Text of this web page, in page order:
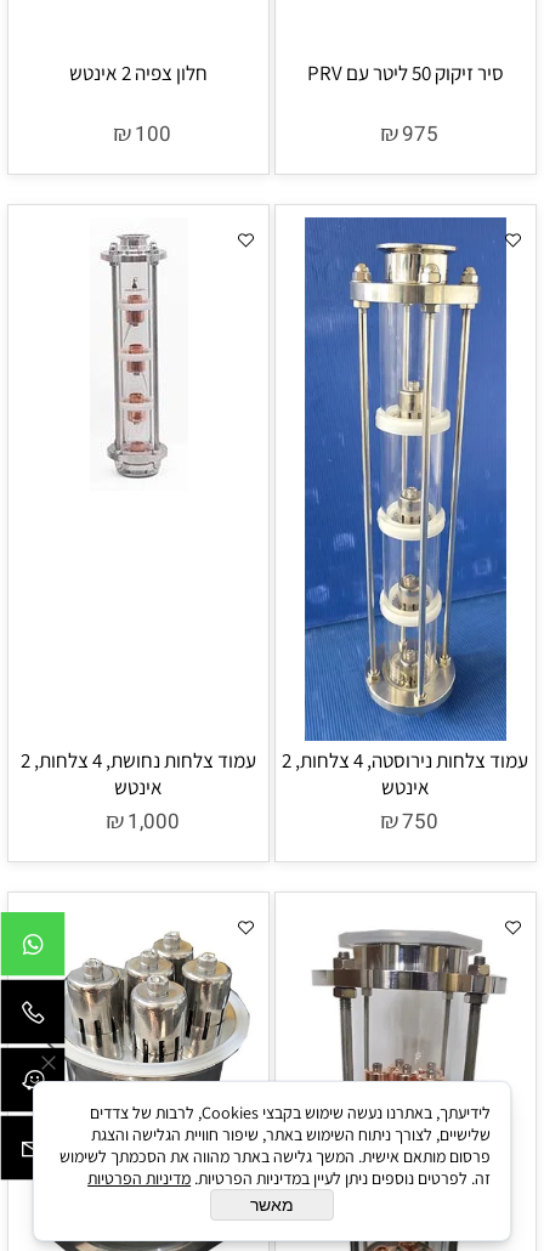
סיר זיקוק 50 ליטר עם PRV
₪975
חלון צפיה 2 אינטש
₪100
עמוד צלחות נירוסטה, 4 צלחות, 2
אינטש
₪750
עמוד צלחות נחושת, 4 צלחות, 2
אינטש
₪1,000
לידיעתך, באתרנו נעשה שימוש בקבצי Cookies, לרבות של צדדים
שלישיים, לצורך ניתוח השימוש באתר, שיפור חוויית הגלישה והצגת
פרסום מותאם אישית. המשך גלישה באתר מהווה את הסכמתך לשימוש
זה. לפרטים נוספים ניתן לעיין במדיניות הפרטיות. מדיניות הפרטיות
מאשר